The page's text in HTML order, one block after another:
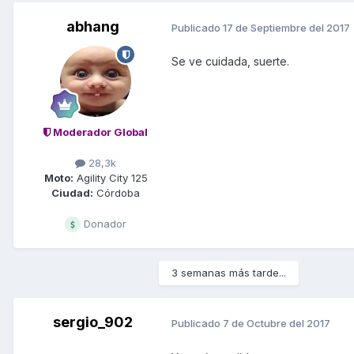
abhang
Moderador Global
28,3k
Moto: Agility City 125
Ciudad: Córdoba
Donador
Publicado 17 de Septiembre del 2017
Se ve cuidada, suerte.
3 semanas más tarde...
sergio_902 Publicado 7 de Octubre del 2017